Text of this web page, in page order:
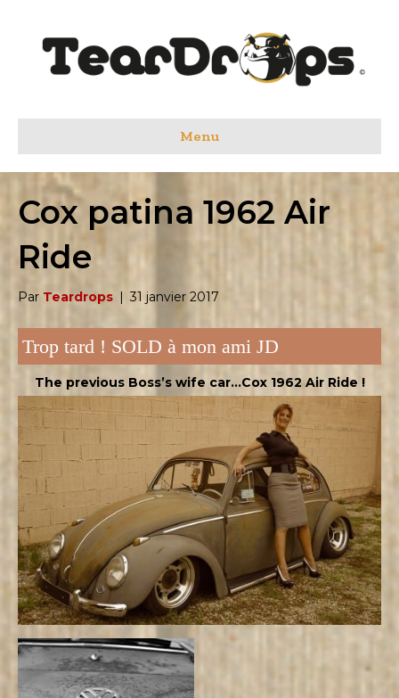
Menu
Cox patina 1962 Air
Ride
Par Teardrops | 31 janvier 2017
Trop tard ! SOLD à mon ami JD
The previous Boss’s wife car…Cox 1962 Air Ride !